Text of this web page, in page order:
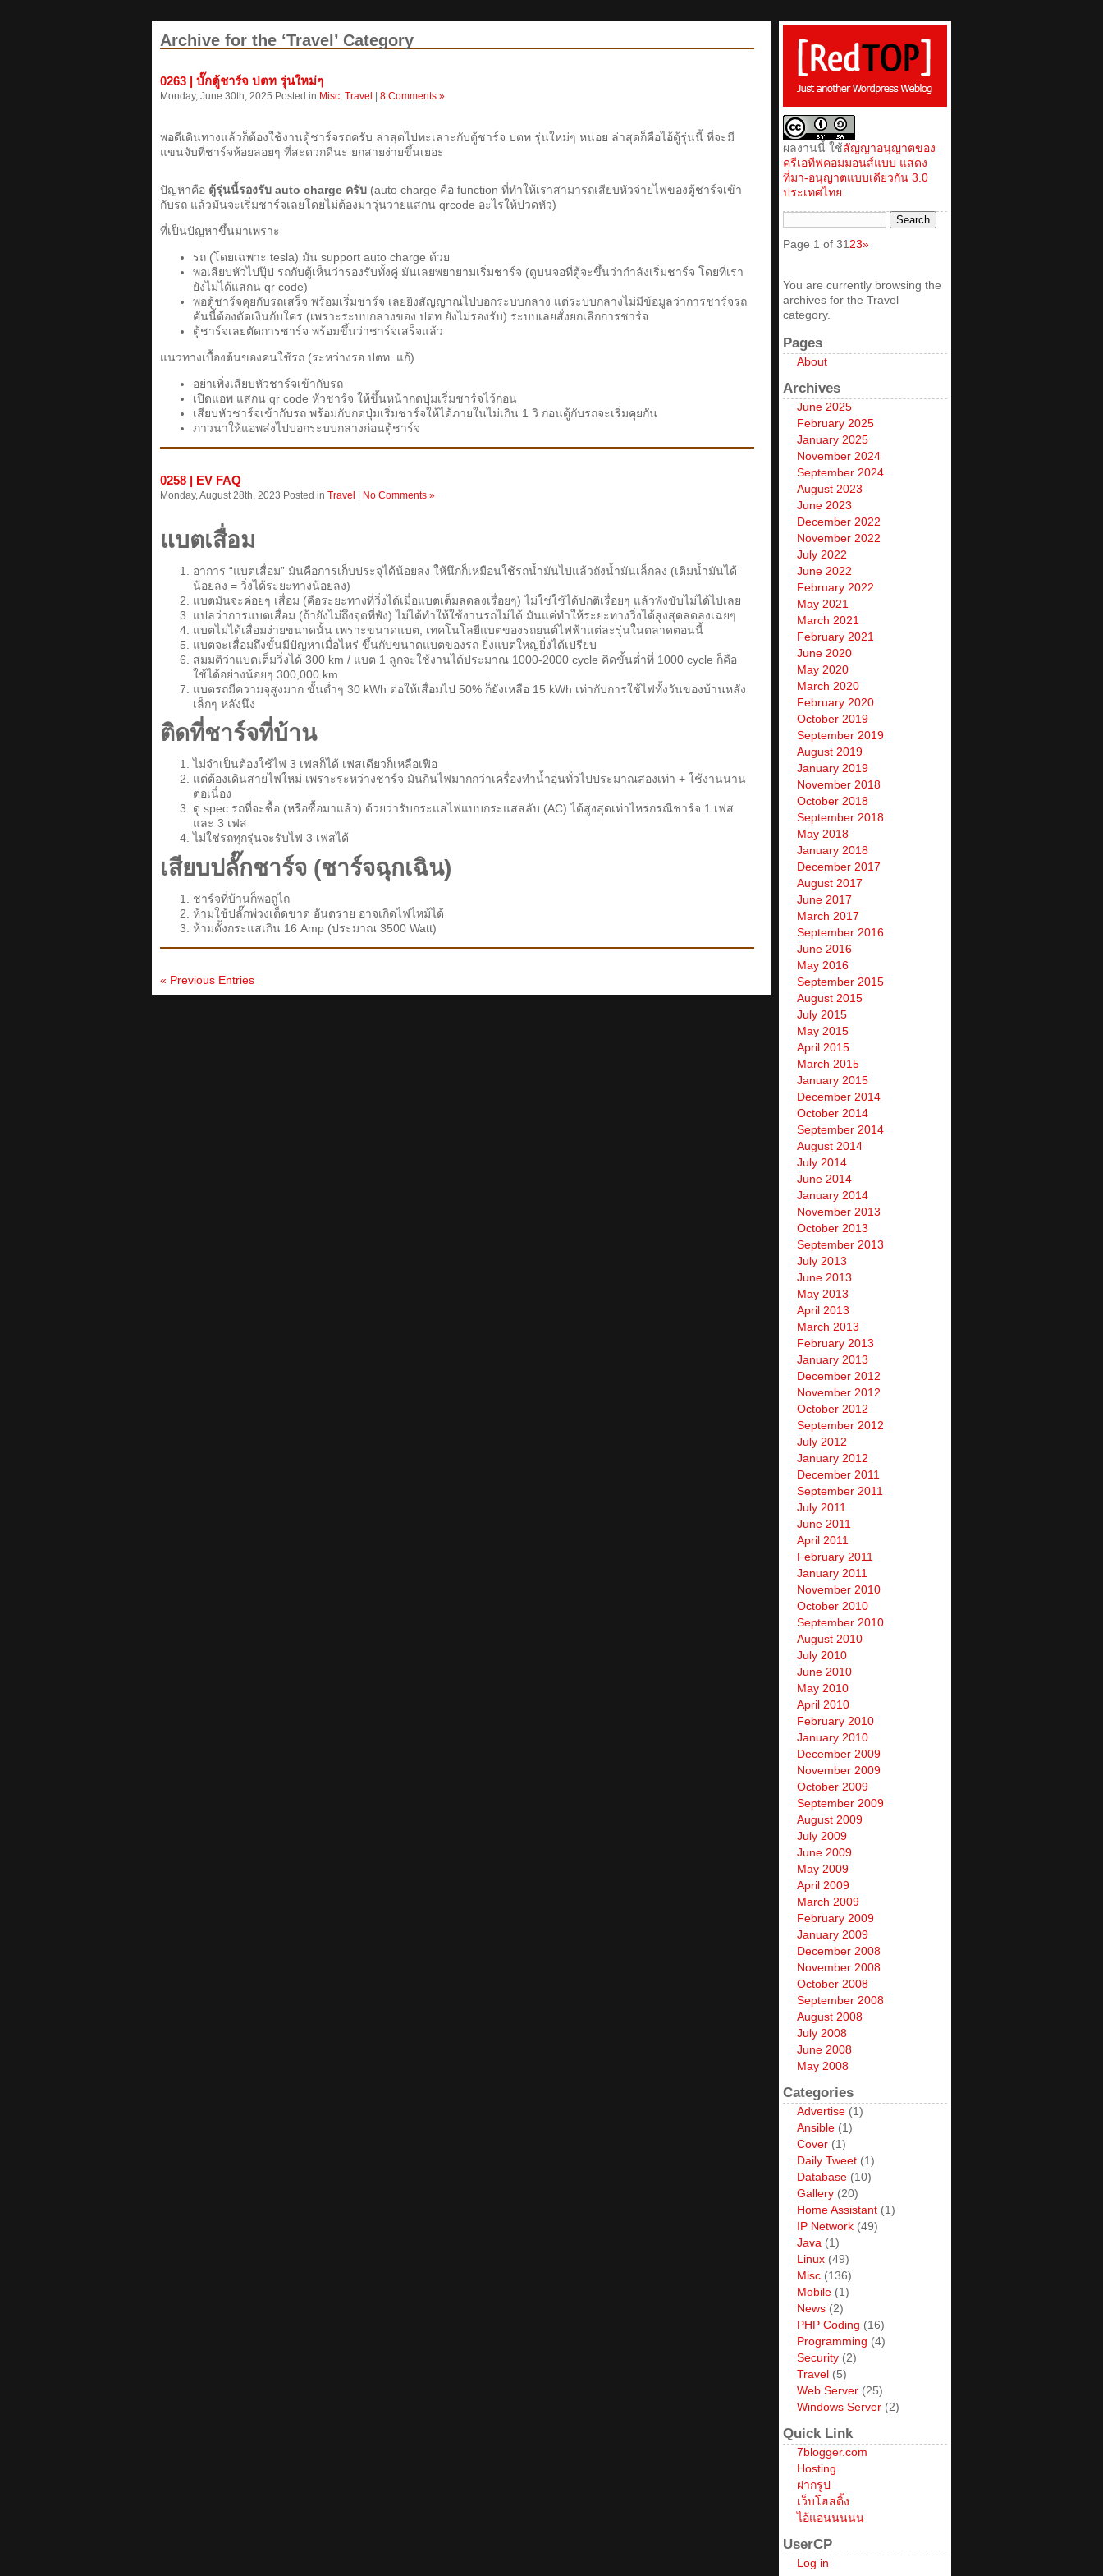
Archive for the ‘Travel’ Category
0263 | บั๊กตู้ชาร์จ ปตท รุ่นใหม่ๆ
Monday, June 30th, 2025 Posted in Misc Travel | 8 Comments »
พอดีเดินทางแล้วก็ต้องใช้งานตู้ชาร์จรถครับ ล่าสุดไปทะเลาะกับตู้ชาร์จ ปตท รุ่นใหม่ๆ หน่อย ล่าสุดก็คือไอ้ตู้รุ่นนี้ ที่จะมี
แขนจับที่ชาร์จห้อยลอยๆ ที่สะดวกดีนะ ยกสายง่ายขึ้นเยอะ
ปัญหาคือ ตู้รุ่นนี้รองรับ auto charge ครับ (auto charge คือ function ที่ทำให้เราสามารถเสียบหัวจ่ายไฟของตู้ชาร์จเข้า
กับรถ แล้วมันจะเริ่มชาร์จเลยโดยไม่ต้องมาวุ่นวายแสกน qrcode อะไรให้ปวดหัว)
ที่เป็นปัญหาขึ้นมาเพราะ
รถ (โดยเฉพาะ tesla) มัน support auto charge ด้วย
พอเสียบหัวไปปุ๊ป รถกับตู้เห็นว่ารองรับทั้งคู่ มันเลยพยายามเริ่มชาร์จ (ดูบนจอที่ตู้จะขึ้นว่ากำลังเริ่มชาร์จ โดยที่เรา
ยังไม่ได้แสกน qr code)
พอตู้ชาร์จคุยกับรถเสร็จ พร้อมเริ่มชาร์จ เลยยิงสัญญาณไปบอกระบบกลาง แต่ระบบกลางไม่มีข้อมูลว่าการชาร์จรถ
คันนี้ต้องตัดเงินกับใคร (เพราะระบบกลางของ ปตท ยังไม่รองรับ) ระบบเลยสั่งยกเลิกการชาร์จ
ตู้ชาร์จเลยตัดการชาร์จ พร้อมขึ้นว่าชาร์จเสร็จแล้ว
แนวทางเบื้องต้นของคนใช้รถ (ระหว่างรอ ปตท. แก้)
อย่าเพิ่งเสียบหัวชาร์จเข้ากับรถ
เปิดแอพ แสกน qr code หัวชาร์จ ให้ขึ้นหน้ากดปุ่มเริ่มชาร์จไว้ก่อน
เสียบหัวชาร์จเข้ากับรถ พร้อมกับกดปุ่มเริ่มชาร์จให้ได้ภายในไม่เกิน 1 วิ ก่อนตู้กับรถจะเริ่มคุยกัน
ภาวนาให้แอพส่งไปบอกระบบกลางก่อนตู้ชาร์จ
0258 | EV FAQ
Monday, August 28th, 2023 Posted in Travel | No Comments »
แบตเสื่อม
อาการ “แบตเสื่อม” มันคือการเก็บประจุได้น้อยลง ให้นึกก็เหมือนใช้รถน้ำมันไปแล้วถังน้ำมันเล็กลง (เติมน้ำมันได้
น้อยลง = วิ่งได้ระยะทางน้อยลง)
แบตมันจะค่อยๆ เสื่อม (คือระยะทางที่วิ่งได้เมื่อแบตเต็มลดลงเรื่อยๆ) ไม่ใช่ใช้ได้ปกติเรื่อยๆ แล้วพังขับไม่ได้ไปเลย
แปลว่าการแบตเสื่อม (ถ้ายังไม่ถึงจุดที่พัง) ไม่ได้ทำให้ใช้งานรถไม่ได้ มันแค่ทำให้ระยะทางวิ่งได้สูงสุดลดลงเฉยๆ
แบตไม่ได้เสื่อมง่ายขนาดนั้น เพราะขนาดแบต, เทคโนโลยีแบตของรถยนต์ไฟฟ้าแต่ละรุ่นในตลาดตอนนี้
แบตจะเสื่อมถึงขั้นมีปัญหาเมื่อไหร่ ขึ้นกับขนาดแบตของรถ ยิ่งแบตใหญ่ยิ่งได้เปรียบ
สมมติว่าแบตเต็มวิ่งได้ 300 km / แบต 1 ลูกจะใช้งานได้ประมาณ 1000-2000 cycle คิดขั้นต่ำที่ 1000 cycle ก็คือ
ใช้ได้อย่างน้อยๆ 300,000 km
แบตรถมีความจุสูงมาก ขั้นต่ำๆ 30 kWh ต่อให้เสื่อมไป 50% ก็ยังเหลือ 15 kWh เท่ากับการใช้ไฟทั้งวันของบ้านหลัง
เล็กๆ หลังนึง
ติดที่ชาร์จที่บ้าน
ไม่จำเป็นต้องใช้ไฟ 3 เฟสก็ได้ เฟสเดียวก็เหลือเฟือ
แต่ต้องเดินสายไฟใหม่ เพราะระหว่างชาร์จ มันกินไฟมากกว่าเครื่องทำน้ำอุ่นทั่วไปประมาณสองเท่า + ใช้งานนาน
ต่อเนื่อง
ดู spec รถที่จะซื้อ (หรือซื้อมาแล้ว) ด้วยว่ารับกระแสไฟแบบกระแสสลับ (AC) ได้สูงสุดเท่าไหร่กรณีชาร์จ 1 เฟส
และ 3 เฟส
ไม่ใช่รถทุกรุ่นจะรับไฟ 3 เฟสได้
เสียบปลั๊กชาร์จ (ชาร์จฉุกเฉิน)
ชาร์จที่บ้านก็พอถูไถ
ห้ามใช้ปลั๊กพ่วงเด็ดขาด อันตราย อาจเกิดไฟไหม้ได้
ห้ามตั้งกระแสเกิน 16 Amp (ประมาณ 3500 Watt)
« Previous Entries
ผลงานนี้ ใช้สัญญาอนุญาตของ
ครีเอทีฟคอมมอนส์แบบ แสดง
ที่มา-อนุญาตแบบเดียวกัน 3.0
ประเทศไทย
Page 1 of 31 23»
You are currently browsing the
archives for the Travel
category.
Pages
About
Archives
June 2025
February 2025
January 2025
November 2024
September 2024
August 2023
June 2023
December 2022
November 2022
July 2022
June 2022
February 2022
May 2021
March 2021
February 2021
June 2020
May 2020
March 2020
February 2020
October 2019
September 2019
August 2019
January 2019
November 2018
October 2018
September 2018
May 2018
January 2018
December 2017
August 2017
June 2017
March 2017
September 2016
June 2016
May 2016
September 2015
August 2015
July 2015
May 2015
April 2015
March 2015
January 2015
December 2014
October 2014
September 2014
August 2014
July 2014
June 2014
January 2014
November 2013
October 2013
September 2013
July 2013
June 2013
May 2013
April 2013
March 2013
February 2013
January 2013
December 2012
November 2012
October 2012
September 2012
July 2012
January 2012
December 2011
September 2011
July 2011
June 2011
April 2011
February 2011
January 2011
November 2010
October 2010
September 2010
August 2010
July 2010
June 2010
May 2010
April 2010
February 2010
January 2010
December 2009
November 2009
October 2009
September 2009
August 2009
July 2009
June 2009
May 2009
April 2009
March 2009
February 2009
January 2009
December 2008
November 2008
October 2008
September 2008
August 2008
July 2008
June 2008
May 2008
Categories
Advertise (1)
Ansible (1)
Cover (1)
Daily Tweet (1)
Database (10)
Gallery (20)
Home Assistant (1)
IP Network (49)
Java (1)
Linux (49)
Misc (136)
Mobile (1)
News (2)
PHP Coding (16)
Programming (4)
Security (2)
Travel (5)
Web Server (25)
Windows Server (2)
Quick Link
7blogger.com
Hosting
ฝากรูป
เว็บโฮสติ้ง
ไอ้แอนนนนน
UserCP
Log in